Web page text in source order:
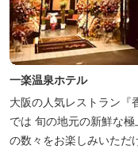
一楽温泉ホテル
大阪の人気レストラン『
では 旬の地元の新鮮な
の数々をお楽しみいただ